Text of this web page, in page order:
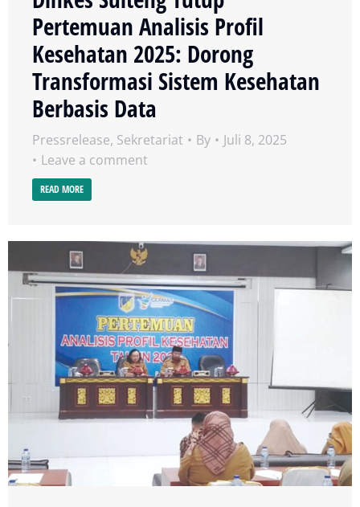
Pertemuan Analisis Profil
Kesehatan 2025: Dorong
Transformasi Sistem Kesehatan
Berbasis Data
Pressrelease, Sekretariat By
Juli 8, 2025
Leave a comment
READ MORE